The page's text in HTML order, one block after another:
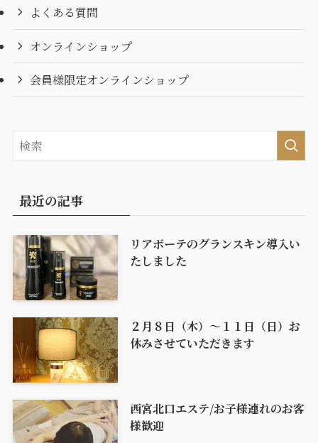
よくある質問
オンラインショップ
会員様限定オンラインショップ
最近の記事
リアボーテのグランスキン導入い
たしました
２月８日（木）〜１１日（日）お
休みさせていただきます
西宮北口エステ/お子様連れのお客
様歓迎